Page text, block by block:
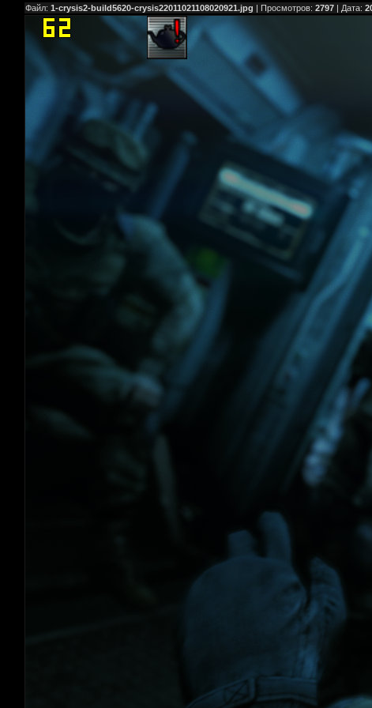
Файл: 1-crysis2-build5620-crysis22011021108020921.jpg | Просмотров: 2797 | Дата: